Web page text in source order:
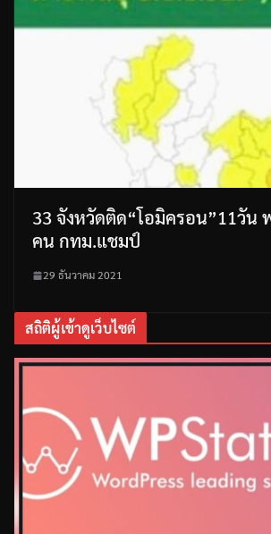
33 จังหวัดติด“โอมิครอน”11วัน
คน กทม.แชมป์
29 ธันวาคม 2021
สถิติผู้เข้าดูเว็บไซต์